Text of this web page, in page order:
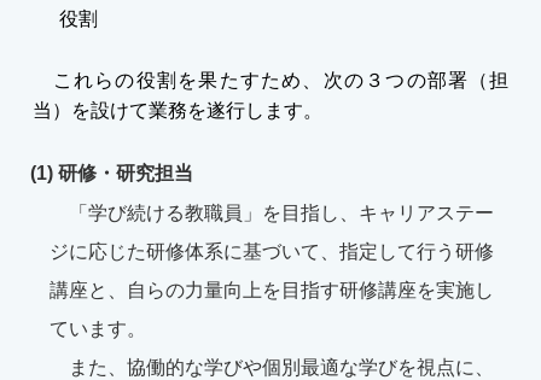
役割
これらの役割を果たすため、次の３つの部署（担
当）を設けて業務を遂行します。
(1) 研修・研究担当
「学び続ける教職員」を目指し、キャリアステー
ジに応じた研修体系に基づいて、指定して行う研修
講座と、自らの力量向上を目指す研修講座を実施し
ています。
また、協働的な学びや個別最適な学びを視点に、